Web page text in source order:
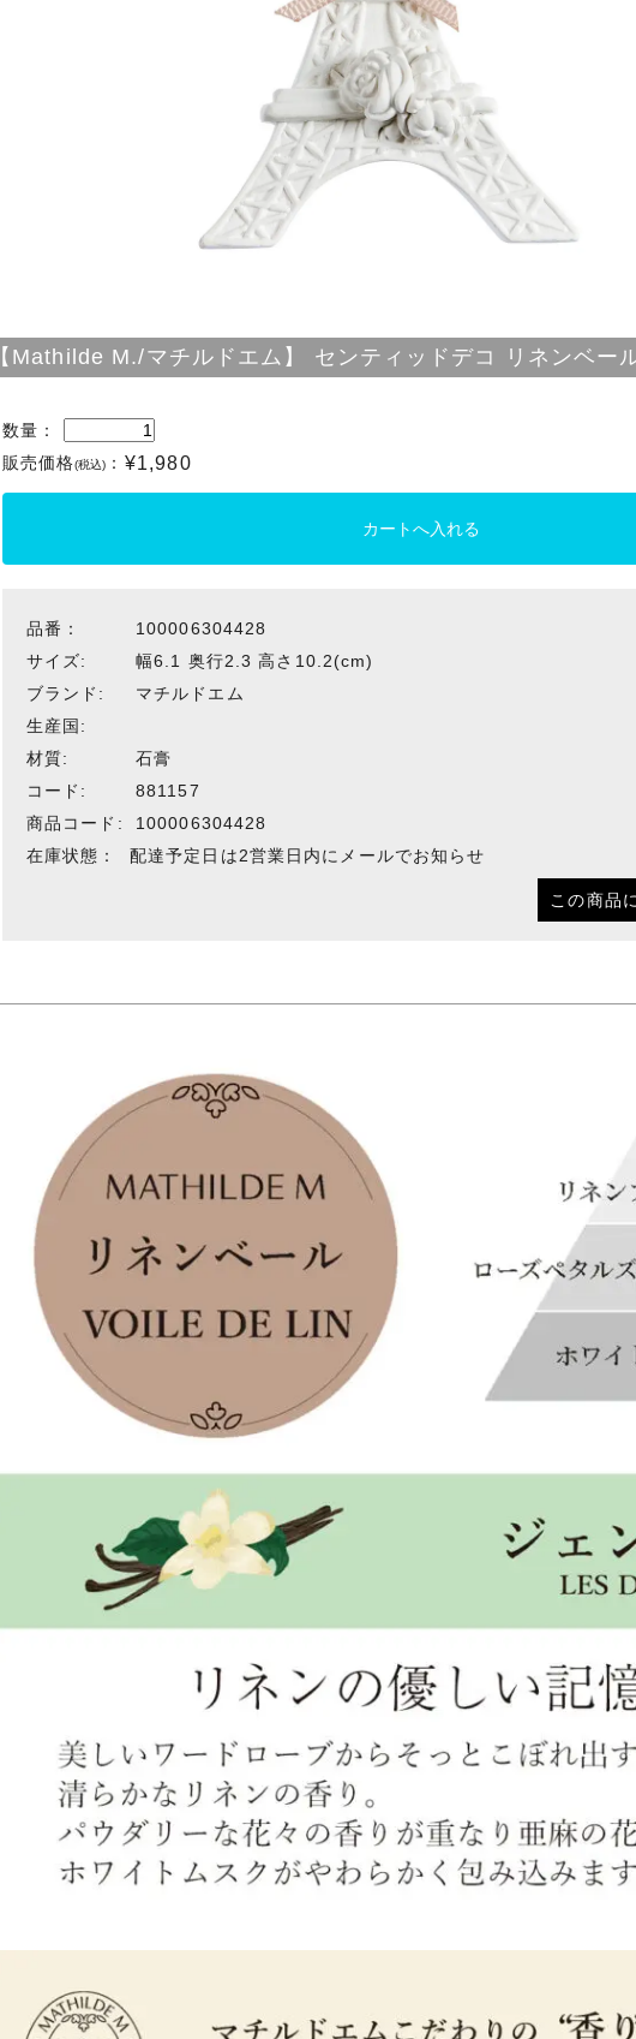
【Mathilde M./マチルドエム】 センティッドデコ リネンベー
数量：
販売価格(税込) ： ¥1,980
品番：
100006304428
サイズ:
幅6.1 奥行2.3 高さ10.2(cm)
ブランド:
マチルドエム
生産国:
材質:
石膏
コード:
881157
商品コード:
100006304428
在庫状態：
配達予定日は2営業日内にメールでお知らせ
この商品